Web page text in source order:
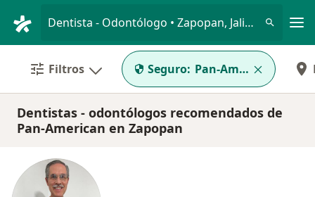
Dentista - Odontólogo • Zapopan, Jalisco
Filtros Seguro: Pan-American
Dentistas - odontólogos recomendados de
Pan-American en Zapopan